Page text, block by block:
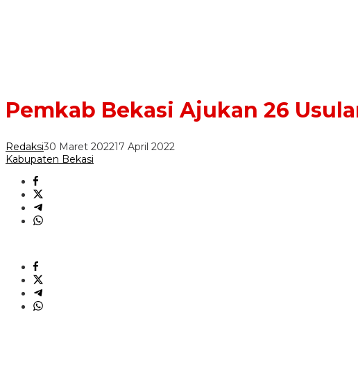
Pemkab Bekasi Ajukan 26
Redaksi30 Maret 202217 April 2022
Kabupaten Bekasi